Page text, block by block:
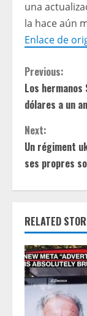
una
la hace aún
Enlace de
C
o
n
t
u
e
R
Previous:
Los
dólares a un
Next:
Un régiment
ses propres
RELATED